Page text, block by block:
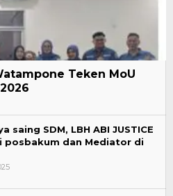
Teken MoU
saing SDM, LBH ABI JUSTICE
posbakum dan Mediator di